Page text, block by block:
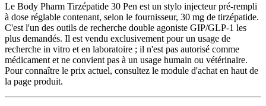
Le Body Pharm Tirzépatide 30 Pen est un stylo injecteur pré-rempli
à dose réglable contenant, selon le fournisseur, 30 mg de tirzépatide.
C'est l'un des outils de recherche double agoniste GIP/GLP-1 les
plus demandés. Il est vendu exclusivement pour un usage de
recherche in vitro et en laboratoire ; il n'est pas autorisé comme
médicament et ne convient pas à un usage humain ou vétérinaire.
Pour connaître le prix actuel, consultez le module d'achat en haut de
la page produit.